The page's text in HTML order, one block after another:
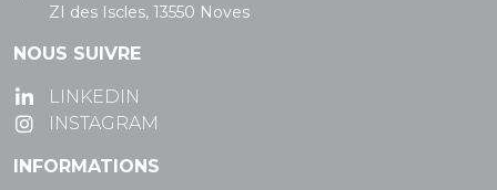
ZI des Iscles, 13550 Noves
NOUS SUIVRE
LINKEDIN
INSTAGRAM
INFORMATIONS